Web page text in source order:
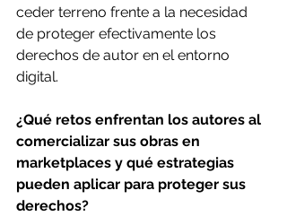
ceder terreno frente a la necesidad
de proteger efectivamente los
derechos de autor en el entorno
digital.
¿Qué retos enfrentan los autores al
comercializar sus obras en
marketplaces y qué estrategias
pueden aplicar para proteger sus
derechos?